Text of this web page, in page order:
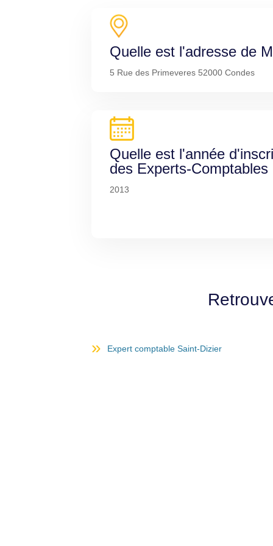
Quelle est l'adresse de
5 Rue des Primeveres 52000 Condes
Quelle est l'année
des Experts-Comptables
2013
Expert comptable Saint-Dizier